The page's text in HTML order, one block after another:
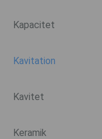
Kapacitet
Kavitation
Kavitet
Keramik